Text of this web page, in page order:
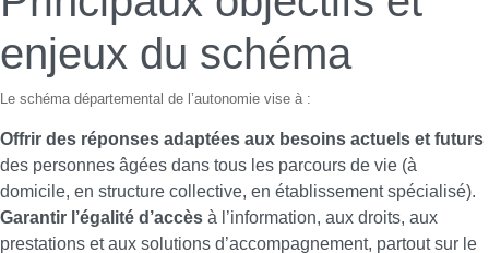
enjeux du schéma
Le schéma départemental de l’autonomie vise à :
Offrir des réponses adaptées aux besoins actuels et futurs
des personnes âgées dans tous les parcours de vie (à
domicile, en structure collective, en établissement spécialisé).
Garantir l’égalité d’accès à l’information, aux droits, aux
prestations et aux solutions d’accompagnement, partout sur le